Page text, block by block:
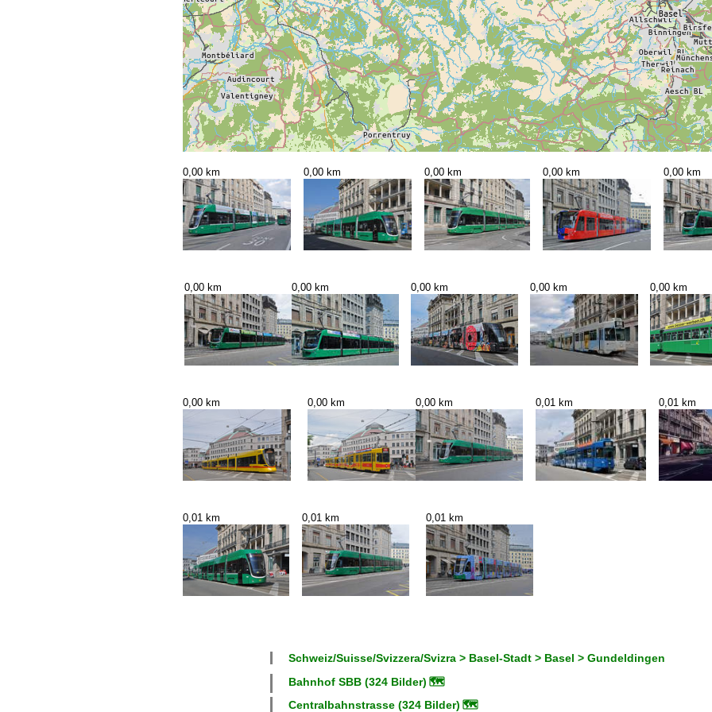
0,00 km 0,00 km 0,00 km 0,00 km 0,00 km
0,00 km 0,00 km 0,00 km 0,00 km 0,00 km
0,00 km 0,00 km 0,00 km 0,01 km 0,01 km
0,01 km 0,01 km 0,01 km
Schweiz/Suisse/Svizzera/Svizra > Basel-Stadt > Basel > Gundeldingen
Bahnhof SBB (324 Bilder) 🗺
Centralbahnstrasse (324 Bilder) 🗺